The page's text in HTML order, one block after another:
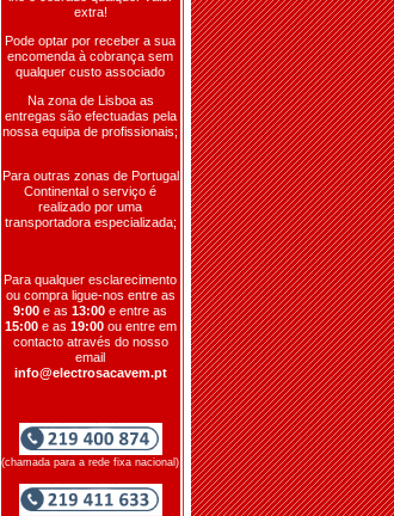
extra!
Pode optar por receber a sua
encomenda à cobrança sem
qualquer custo associado
Na zona de Lisboa as
entregas são efectuadas pela
nossa equipa de profissionais;
Para outras zonas de Portugal
Continental o serviço é
realizado por uma
transportadora especializada;
Para qualquer esclarecimento
ou compra ligue-nos entre as
9:00 e as 13:00 e entre as
15:00e as 19:00 ou entre em
contacto através do nosso
email
info@electrosacavem.pt
(chamada para a rede fixa nacional)